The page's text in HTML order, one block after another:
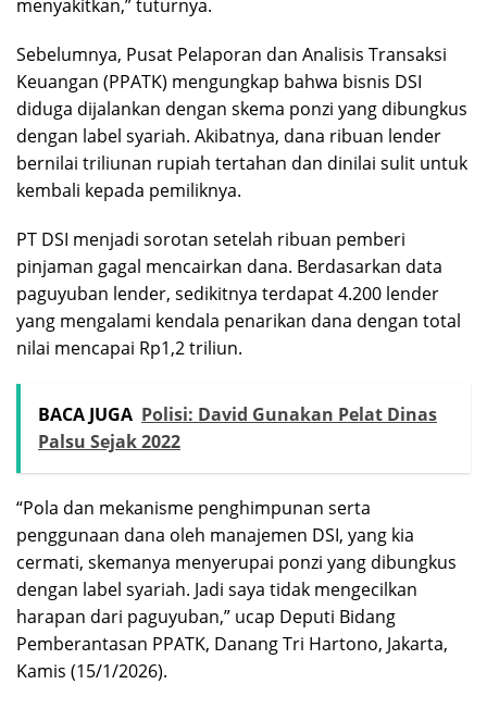
menyakitkan,” tuturnya.
Sebelumnya, Pusat Pelaporan dan Analisis Transaksi
Keuangan (PPATK) mengungkap bahwa bisnis DSI
diduga dijalankan dengan skema ponzi yang dibungkus
dengan label syariah. Akibatnya, dana ribuan lender
bernilai triliunan rupiah tertahan dan dinilai sulit untuk
kembali kepada pemiliknya.
PT DSI menjadi sorotan setelah ribuan pemberi
pinjaman gagal mencairkan dana. Berdasarkan data
paguyuban lender, sedikitnya terdapat 4.200 lender
yang mengalami kendala penarikan dana dengan total
nilai mencapai Rp1,2 triliun.
BACA JUGA Polisi: David Gunakan Pelat Dinas
Palsu Sejak 2022
“Pola dan mekanisme penghimpunan serta
penggunaan dana oleh manajemen DSI, yang kia
cermati, skemanya menyerupai ponzi yang dibungkus
dengan label syariah. Jadi saya tidak mengecilkan
harapan dari paguyuban,” ucap Deputi Bidang
Pemberantasan PPATK, Danang Tri Hartono, Jakarta,
Kamis (15/1/2026).